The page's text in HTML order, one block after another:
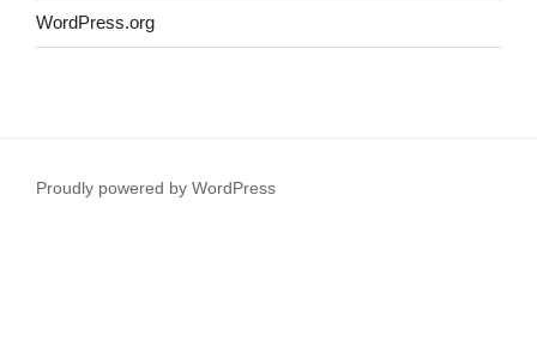
WordPress.org
Proudly powered by WordPress